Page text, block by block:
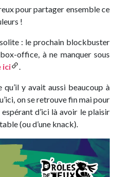
pour partager ensemble ce
!
: le prochain blockbuster
office, à ne manquer sous
ici .
y avait aussi beaucoup à
on se retrouve fin mai pour
d’ici là avoir le plaisir
(ou d’une knack).